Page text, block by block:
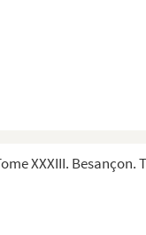
XXXIII. Besançon.